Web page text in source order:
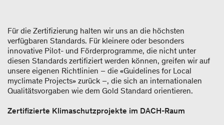
Für die Zertifizierung halten wir uns an die höchsten
verfügbaren Standards. Für kleinere oder besonders
innovative Pilot- und Förderprogramme, die nicht unter
diesen Standards zertifiziert werden können, greifen wir auf
unsere eigenen Richtlinien – die «Guidelines for Local
myclimate Projects» zurück –, die sich an internationalen
Qualitätsvorgaben wie dem Gold Standard orientieren.
Zertifizierte Klimaschutzprojekte im DACH-Raum